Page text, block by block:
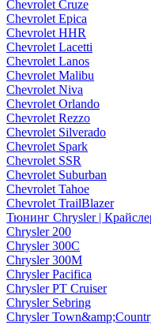
Chevrolet Cruze
Chevrolet Epica
Chevrolet HHR
Chevrolet Lacetti
Chevrolet Lanos
Chevrolet Malibu
Chevrolet Niva
Chevrolet Orlando
Chevrolet Rezzo
Chevrolet Silverado
Chevrolet Spark
Chevrolet SSR
Chevrolet Suburban
Chevrolet Tahoe
Chevrolet TrailBlazer
Тюнинг Chrysler |
Chrysler 200
Chrysler 300C
Chrysler 300M
Chrysler Pacifica
Chrysler PT Cruiser
Chrysler Sebring
Chrysler